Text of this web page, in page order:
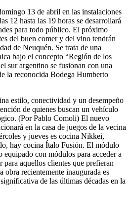
13 de abril en las instalaciones
12 hasta las 19 horas se desarrollará
para todo público. El próximo
del buen comer y del vino tendrán
de Neuquén. Se trata de una
bajo el concepto “Región de los
sur argentino se fusionan con una
la reconocida Bodega Humberto
estilo, conectividad y un desempeño
de quienes buscan un vehículo
(Por Pablo Comoli) El nuevo
en la casa de juegos de la vecina
y jueves es cocina Nikkei,
hay cocina Ítalo Fusión. El módulo
equipado con módulos para acceder a
aquellos clientes que prefieran
obra recientemente inaugurada es
de las últimas décadas en la